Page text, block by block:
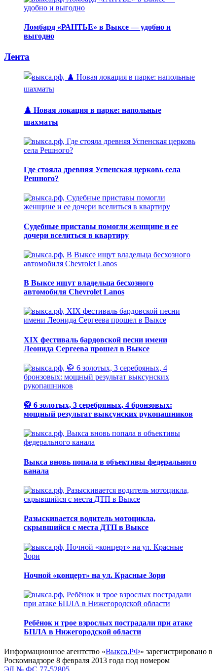
Ломбард «РАНТЬЕ» в Выксе — удобно и
выгодно
Лента
♟️ Новая локация в парке: напольные
шахматы
Где стояла древняя Успенская церковь села
Решного?
Судебные приставы помогли женщине и ее
дочери вселиться в квартиру
В Выксе ищут владельца бесхозного
автомобиля Chevrolet Lanos
XIX фестиваль бардовской песни имени
Леонида Сергеева прошел в Выксе
🥋 6 золотых, 3 серебряных, 4 бронзовых:
мощный результат выксунских рукопашников
Выкса вновь попала в объективы федерального
канала
Разыскивается водитель мотоцикла,
скрывшийся с места ДТП в Выксе
Ночной «концерт» на ул. Красные Зори
Ребёнок и трое взрослых пострадали при атаке
БПЛА в Нижегородской области
Информационное агентство «Выкса.РФ» зарегистрировано в
Роскомнадзоре 8 февраля 2013 года под номером
ЭЛ № ФС 77-52805